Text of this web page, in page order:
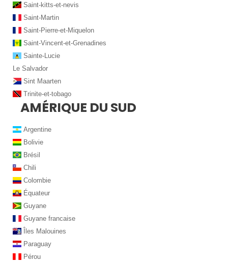
Saint-kitts-et-nevis
Saint-Martin
Saint-Pierre-et-Miquelon
Saint-Vincent-et-Grenadines
Sainte-Lucie
Le Salvador
Sint Maarten
Trinite-et-tobago
AMÉRIQUE DU SUD
Argentine
Bolivie
Brésil
Chili
Colombie
Équateur
Guyane
Guyane francaise
Îles Malouines
Paraguay
Pérou